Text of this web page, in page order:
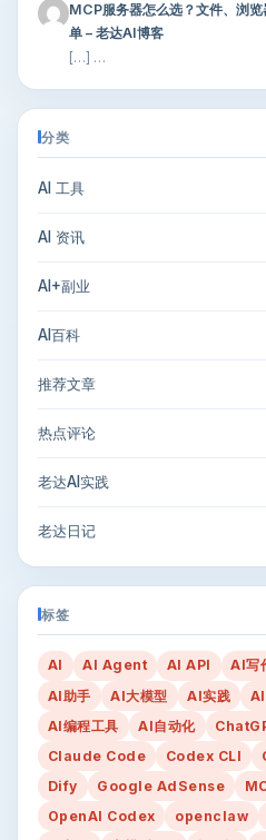
MCP服务器怎么选？文件、浏
单 – 老达AI博客
[…] …
分类
AI 工具
AI 资讯
AI+副业
AI百科
推荐文章
热点评论
老达AI实践
老达日记
标签
AI AI Agent AI API AI写
AI助手
AI大模型 AI实践
AI编程工具
AI自动化
Claude Code
Codex CLI
Dify
Google AdSense
OpenAI Codex
openclaw